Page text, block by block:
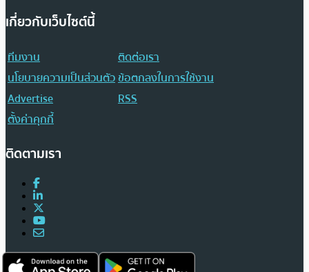
เกี่ยวกับเว็บไซต์นี้
ทีมงาน
ติดต่อเรา
นโยบายความเป็นส่วนตัวข้อตกลงในการใช้งาน
Advertise
RSS
ตั้งค่าคุกกี้
ติดตามเรา